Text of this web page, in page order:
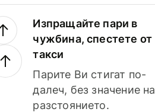
Изпращайте пари в
чужбина, спестете от
такси
Парите Ви стигат по-
далеч, без значение на
разстоянието.